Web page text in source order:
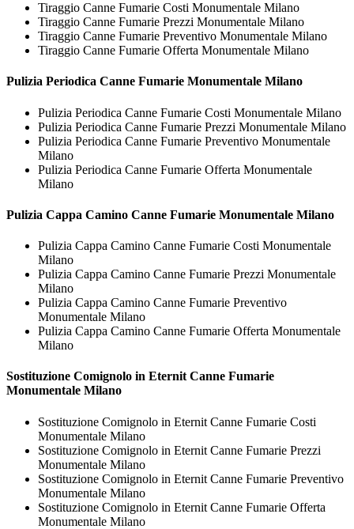
Tiraggio Canne Fumarie Costi Monumentale Milano
Tiraggio Canne Fumarie Prezzi Monumentale Milano
Tiraggio Canne Fumarie Preventivo Monumentale Milano
Tiraggio Canne Fumarie Offerta Monumentale Milano
Pulizia Periodica Canne Fumarie Monumentale Milano
Pulizia Periodica Canne Fumarie Costi Monumentale Milano
Pulizia Periodica Canne Fumarie Prezzi Monumentale Milano
Pulizia Periodica Canne Fumarie Preventivo Monumentale
Milano
Pulizia Periodica Canne Fumarie Offerta Monumentale
Milano
Pulizia Cappa Camino Canne Fumarie Monumentale Milano
Pulizia Cappa Camino Canne Fumarie Costi Monumentale
Milano
Pulizia Cappa Camino Canne Fumarie Prezzi Monumentale
Milano
Pulizia Cappa Camino Canne Fumarie Preventivo
Monumentale Milano
Pulizia Cappa Camino Canne Fumarie Offerta Monumentale
Milano
Sostituzione Comignolo in Eternit Canne Fumarie
Monumentale Milano
Sostituzione Comignolo in Eternit Canne Fumarie Costi
Monumentale Milano
Sostituzione Comignolo in Eternit Canne Fumarie Prezzi
Monumentale Milano
Sostituzione Comignolo in Eternit Canne Fumarie Preventivo
Monumentale Milano
Sostituzione Comignolo in Eternit Canne Fumarie Offerta
Monumentale Milano